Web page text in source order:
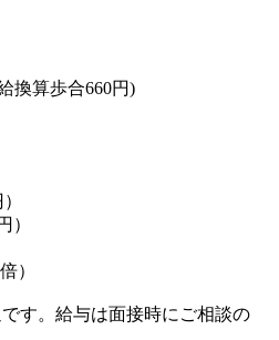
算歩合660円)
）
）
す。給与は面接時にご相談の